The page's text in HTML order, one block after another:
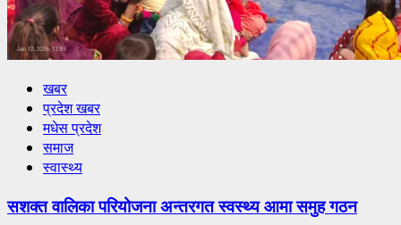
खबर
प्रदेश खबर
मधेस प्रदेश
समाज
स्वास्थ्य
सशक्त वालिका परियोजना अन्तरगत स्वस्थ्य आमा समुह गठन